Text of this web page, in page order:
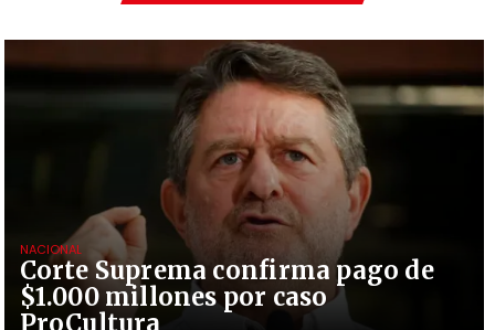
Corte Suprema confirma pago de
$1.000 millones por caso
ProCultura
NACIONAL